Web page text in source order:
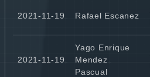
2021-11-19 Rafael Escanez
2021-11-19
Yago Enrique
Mendez
Pascual